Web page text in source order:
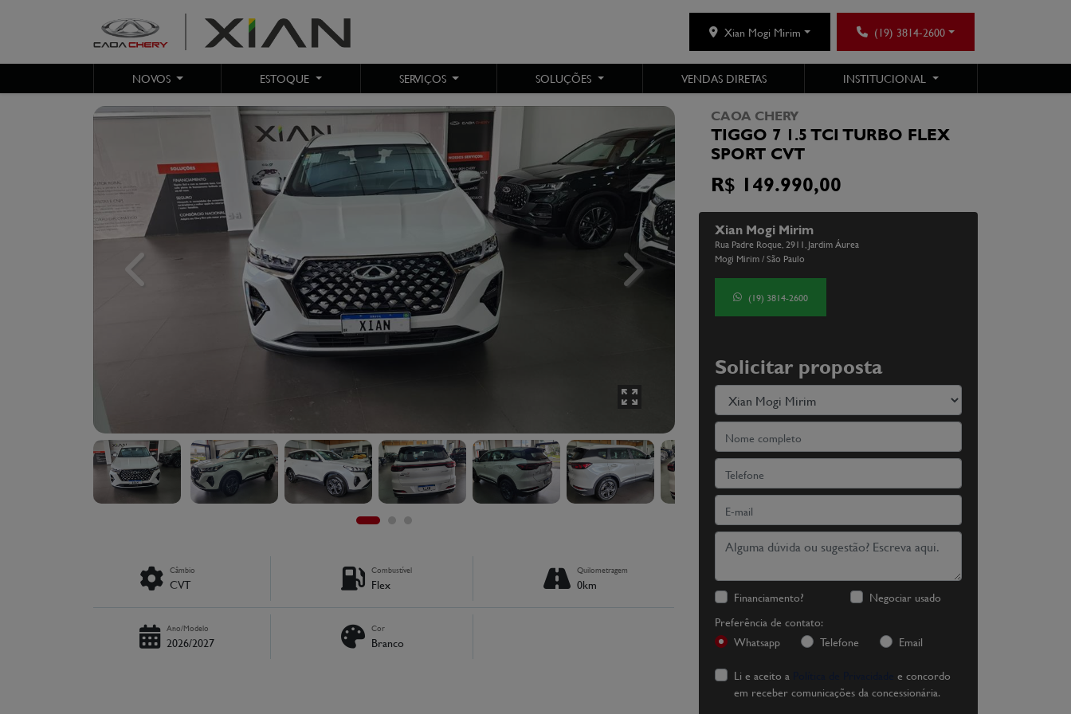
(19) 3814-2600
Xian Mogi Mirim
NOVOS ESTOQUE SERVIÇOS SOLUÇÕES VENDAS DIRETAS INSTITUCIONAL
CAOA CHERY
TIGGO 7 1.5 TCI TURBO FLEX
SPORT CVT
R$ 149.990,00
Xian Mogi Mirim
Rua Padre Roque, 2911, Jardim Áurea
Mogi Mirim / São Paulo
(19) 3814-2600
Solicitar proposta
Financiamento?
Negociar usado
Preferência de contato:
Whatsapp
Telefone
Email
Li e aceito a
e concordo
em receber comunicações da concessionária.
Previous Next
Câmbio
CVT
Combustível
Flex
Quilometragem
0km
Ano/Modelo
2026/2027
Cor
Branco